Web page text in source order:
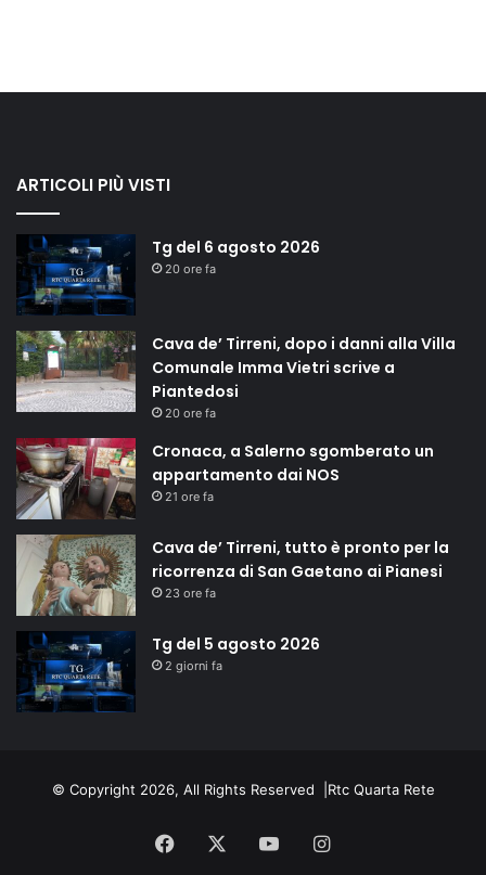
ARTICOLI PIÙ VISTI
Tg del 6 agosto 2026
20 ore fa
Cava de’ Tirreni, dopo i danni alla Villa
Comunale Imma Vietri scrive a
Piantedosi
20 ore fa
Cronaca, a Salerno sgomberato un
appartamento dai NOS
21 ore fa
Cava de’ Tirreni, tutto è pronto per la
ricorrenza di San Gaetano ai Pianesi
23 ore fa
Tg del 5 agosto 2026
2 giorni fa
© Copyright 2026, All Rights Reserved | Rtc Quarta Rete
Facebook Instagram